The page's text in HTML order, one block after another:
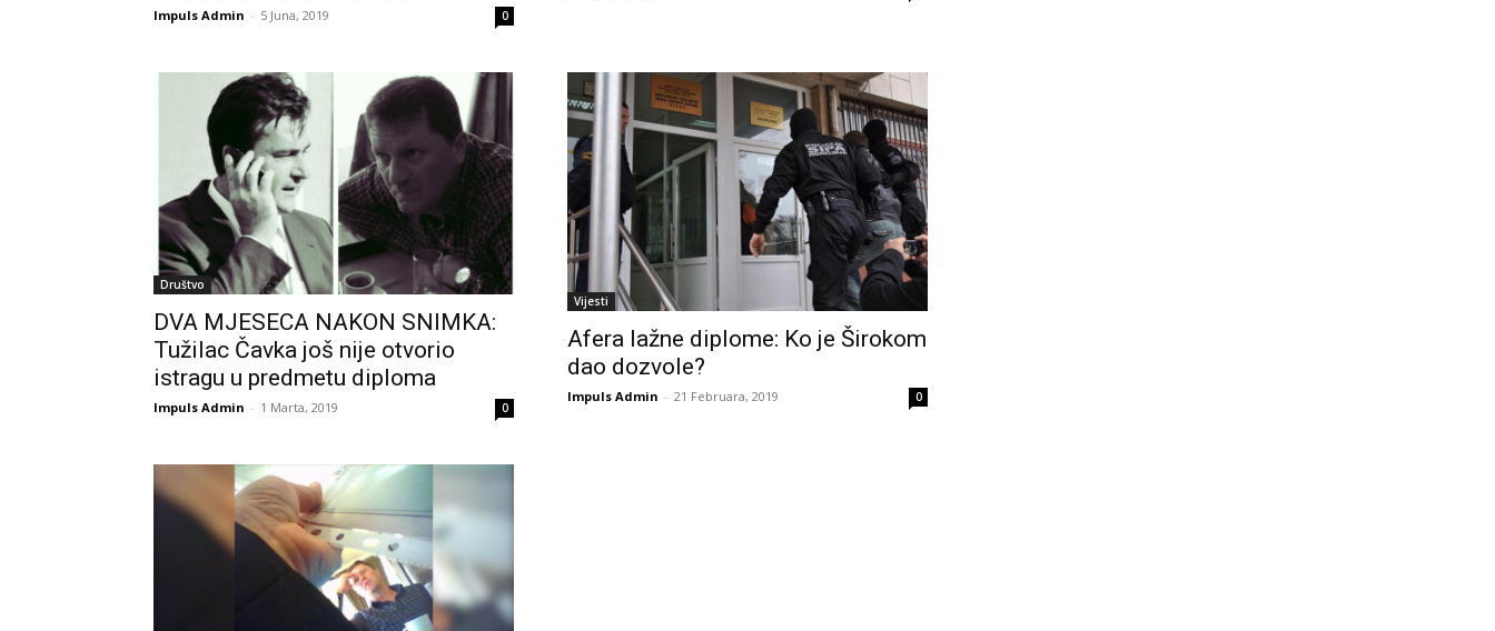
Impuls Admin - 5 Juna, 2019 0
Društvo
DVA MJESECA NAKON SNIMKA:
Tužilac Čavka još nije otvorio
istragu u predmetu diploma
Impuls Admin - 1 Marta, 2019 0
Vijesti
Afera lažne diplome: Ko je Širokom
dao dozvole?
Impuls Admin - 21 Februara, 2019 0